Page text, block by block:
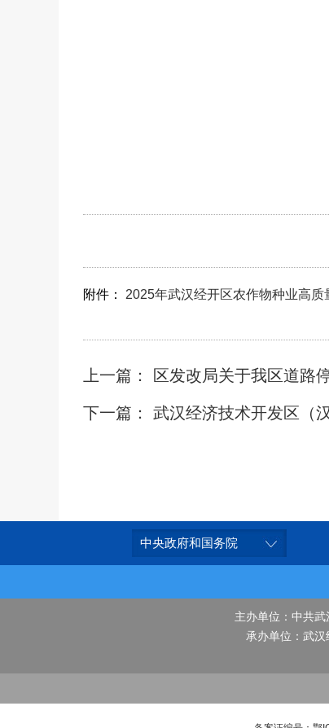
附件： 2025年武汉经开区农作物种业高
中央政府和国务院
主办单位：中共
承办单位：武